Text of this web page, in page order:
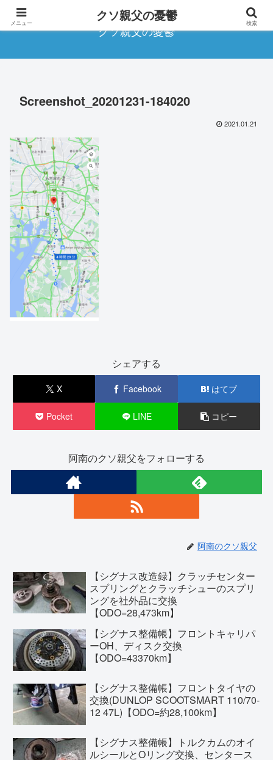
クソ親父の憂鬱
Screenshot_20201231-184020
2021.01.21
シェアする
X Facebook はてブ
Pocket LINE コピー
阿南のクソ親父をフォローする
阿南のクソ親父
【シグナス改造録】クラッチセンター
スプリングとクラッチシューのスプリ
ングを社外品に交換
【ODO=28,473km】
【シグナス整備帳】フロントキャリパ
ーOH、ディスク交換
【ODO=43370km】
【シグナス整備帳】フロントタイヤの
交換(DUNLOP SCOOTSMART 110/70-
12 47L)【ODO=約28,100km】
【シグナス整備帳】トルクカムのオイ
ルシールとOリング交換、センタース
メニュー クソ親父の憂鬱 検索